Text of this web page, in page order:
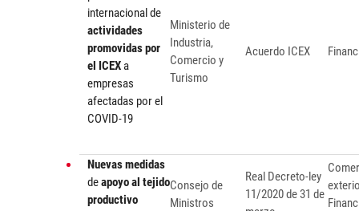
internacional de
actividades
promovidas por
el ICEXa
empresas
afectadas por el
COVID-19
Ministerio de
Industria,
Comercio y
Turismo
Acuerdo ICEX
Nuevas medidas
deapoyo al tejido
productivo
Consejo de
Ministros
Real Decreto-ley
11/2020 de 31 de